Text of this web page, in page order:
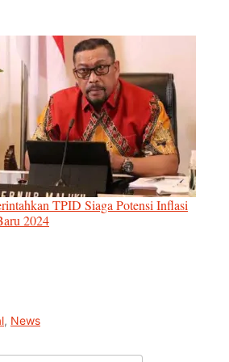
TPID Siaga Potensi Inflasi
2024
, News